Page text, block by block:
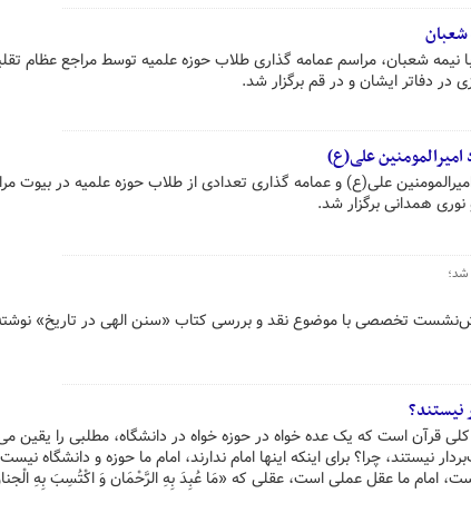
همزمان با نیمه شعبان، مراسم عمامه گذاری طلاب حوزه علمیه توسط مراجع عظام
در دفاتر ایشان و در قم برگزار شد.
علی(ع)
میلاد امیرالمومنین علی(ع) و عمامه گذاری تعدادی از طلاب حوزه علمیه در بیوت
همدانی برگزار شد.
تخصصی با موضوع نقد و بررسی کتاب «سنن الهی در تاریخ»
نیستند؟
قرآن است که یک عده خواه در حوزه خواه در دانشگاه، مطلبی را یقین
نیستند، چرا؟ برای اینکه اینها امام ندارند، امام ما حوزه و دانشگاه
امام ما عقل عملی است، عقلی که «مَا عُبِدَ بِهِ الرَّحْمَان وَ اکْتُسِبَ بِهِ